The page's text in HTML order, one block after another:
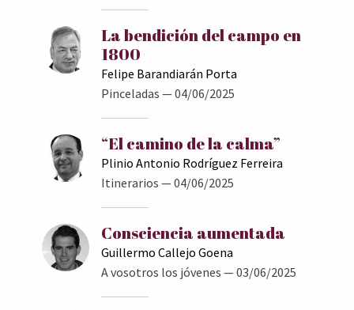
La bendición del campo en
1800
Felipe Barandiarán Porta
Pinceladas — 04/06/2025
“El camino de la calma”
Plinio Antonio Rodríguez Ferreira
Itinerarios — 04/06/2025
Consciencia aumentada
Guillermo Callejo Goena
A vosotros los jóvenes — 03/06/2025